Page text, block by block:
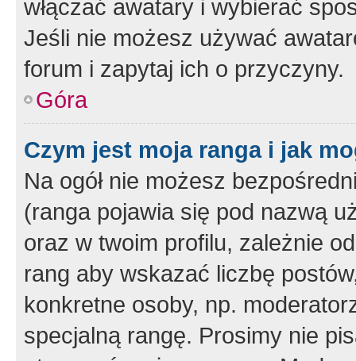
włączać awatary i wybierać
Jeśli nie możesz używać
forum i zapytaj ich o przyczyny.
Góra
Czym jest moja ranga i jak
Na ogół nie możesz
(ranga pojawia się pod nazwą
oraz w twoim profilu, zależnie
rang aby wskazać liczbę
konkretne osoby, np.
specjalną rangę. Prosimy nie